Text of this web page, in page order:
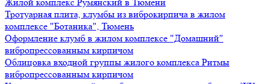
Тротуарная плита, клумбы из виброкирпича в жилом
комплексе "Ботаника", Тюмень
Оформление клумб в жилом комплексе "Домашний"
вибропрессованным кирпичом
Облицовка входной группы жилого комплекса Ритмы
вибропрессованным кирпичом